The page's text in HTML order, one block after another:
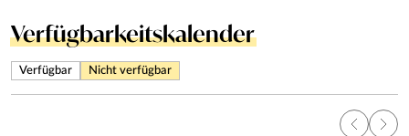
Verfügbarkeitskalender
Verfügbar Nicht verfügbar